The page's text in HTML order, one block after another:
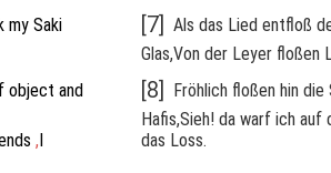
my Saki
object and
,I
[7] Als das Lied entfloß
Glas,Von der Leyer floßen
[8] Fröhlich floßen hin
Hafis,Sieh! da warf ich auf
das Loss.